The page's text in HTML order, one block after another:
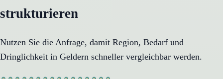
strukturieren
Nutzen Sie die Anfrage, damit Region, Bedarf und
Dringlichkeit in Geldern schneller vergleichbar werden.